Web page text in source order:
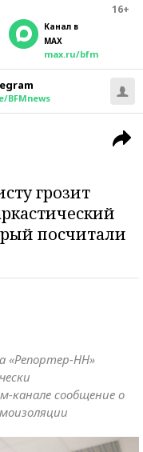
16+
Канал в
MAX
max.ru/bfm
BFMnews
грозит
посчитали
«Репортер-НН»
канале сообщение о